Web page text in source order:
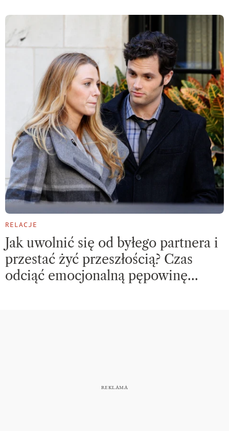
RELACJE
Jak uwolnić się od byłego partnera i
przestać żyć przeszłością? Czas
odciąć emocjonalną pępowinę…